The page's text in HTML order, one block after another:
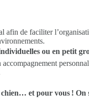
afin de faciliter
ou en petit
et pour vous ! On